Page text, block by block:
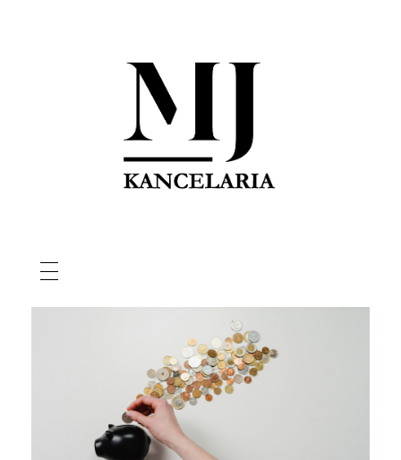
Prawo cywilne
Współpraca
Monthly Archives:
sierpień 2023